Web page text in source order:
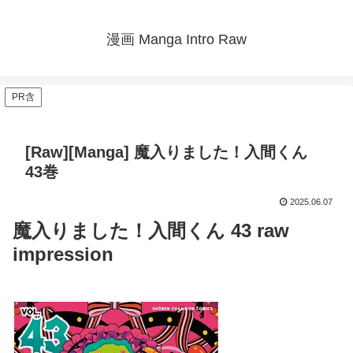
漫画 Manga Intro Raw
PR含
[Raw][Manga] 魔入りました！入間くん
43巻
2025.06.07
魔入りました！入間くん 43 raw
impression